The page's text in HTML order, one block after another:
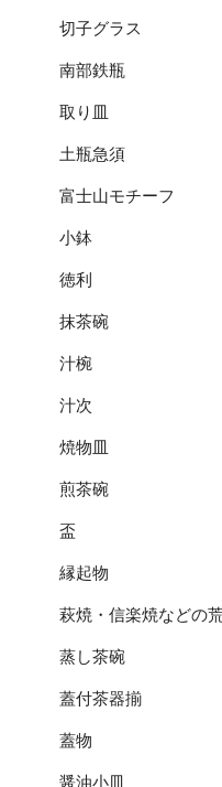
切子グラス
南部鉄瓶
取り皿
土瓶急須
富士山モチーフ
小鉢
徳利
抹茶碗
汁椀
汁次
焼物皿
煎茶碗
盃
縁起物
萩焼・信楽焼などの
蒸し茶碗
蓋付茶器揃
蓋物
醤油小皿